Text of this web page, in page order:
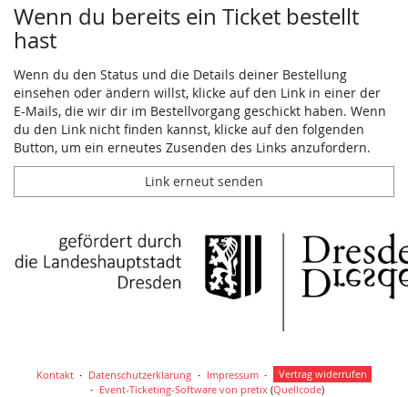
Wenn du bereits ein Ticket bestellt
hast
Wenn du den Status und die Details deiner Bestellung
einsehen oder ändern willst, klicke auf den Link in einer der
E-Mails, die wir dir im Bestellvorgang geschickt haben. Wenn
du den Link nicht finden kannst, klicke auf den folgenden
Button, um ein erneutes Zusenden des Links anzufordern.
Link erneut senden
Kontakt Datenschutzerklärung Impressum
Vertrag widerrufen
Event-Ticketing-Software von pretix(Quellcode)